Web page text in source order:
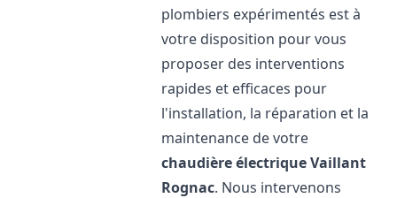
plombiers expérimentés est à
votre disposition pour vous
proposer des interventions
rapides et efficaces pour
l'installation, la réparation et la
maintenance de votre
chaudière électrique Vaillant
Rognac. Nous intervenons